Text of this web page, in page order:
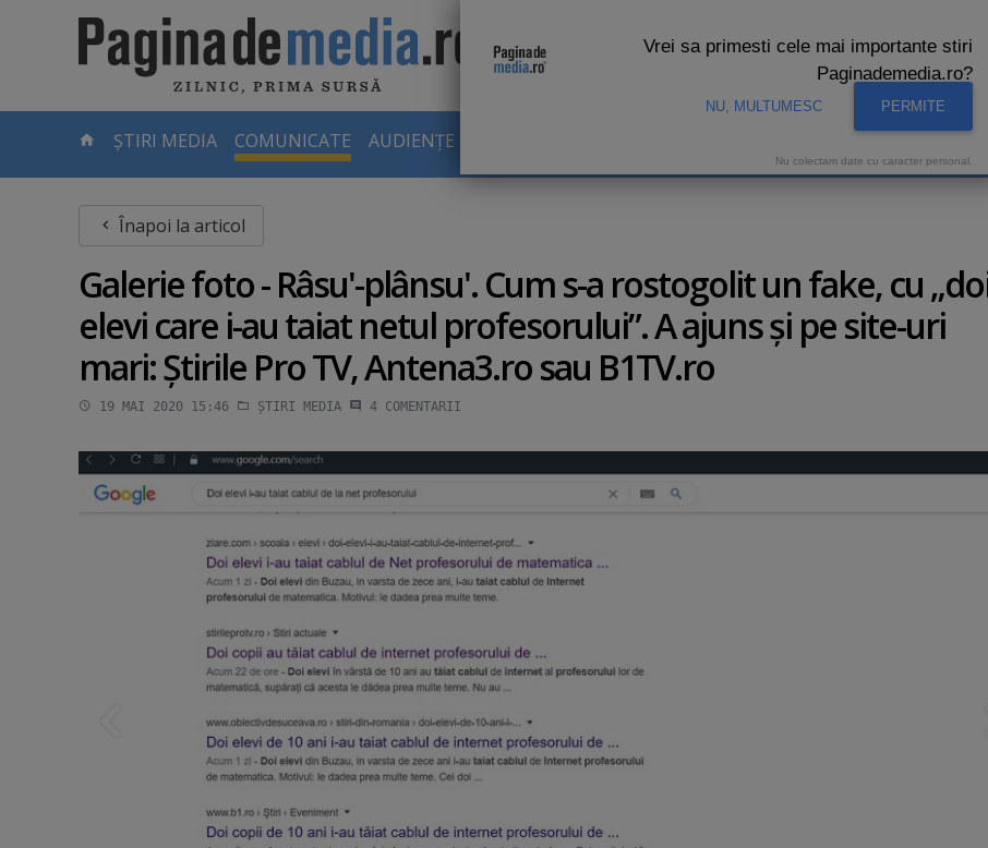
ȘTIRI MEDIA COMUNICATE AUDIENȚE TV AUDIENTE
Înapoi la articol
Galerie foto - Râsu'-plânsu'. Cum s-a rostogolit un fake, cu
elevi care i-au taiat netul profesorului”. A ajuns şi pe site-uri
mari: Ştirile Pro TV, Antena3.ro sau B1TV.ro
19 MAI 2020 15:46 ȘTIRI MEDIA 4 COMENTARII
Vrei sa primesti cele mai importante stiri
Paginademedia.ro?
NU, MULTUMESC PERMITE
Nu colectam date cu caracter personal.